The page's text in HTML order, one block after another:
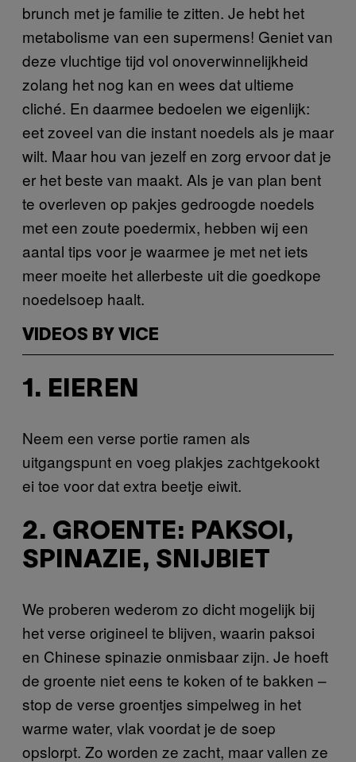
brunch met je familie te zitten. Je hebt het
metabolisme van een supermens! Geniet van
deze vluchtige tijd vol onoverwinnelijkheid
zolang het nog kan en wees dat ultieme
cliché. En daarmee bedoelen we eigenlijk:
eet zoveel van die instant noedels als je maar
wilt. Maar hou van jezelf en zorg ervoor dat je
er het beste van maakt. Als je van plan bent
te overleven op pakjes gedroogde noedels
met een zoute poedermix, hebben wij een
aantal tips voor je waarmee je met net iets
meer moeite het allerbeste uit die goedkope
noedelsoep haalt.
VIDEOS BY VICE
1. EIEREN
Neem een verse portie ramen als
uitgangspunt en voeg plakjes zachtgekookt
ei toe voor dat extra beetje eiwit.
2. GROENTE: PAKSOI,
SPINAZIE, SNIJBIET
We proberen wederom zo dicht mogelijk bij
het verse origineel te blijven, waarin paksoi
en Chinese spinazie onmisbaar zijn. Je hoeft
de groente niet eens te koken of te bakken –
stop de verse groentjes simpelweg in het
warme water, vlak voordat je de soep
opslorpt. Zo worden ze zacht, maar vallen ze